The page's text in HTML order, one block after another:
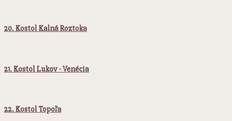
20. Kostol Kalná Roztoka
21. Kostol Lukov - Venécia
22. Kostol Topoľa